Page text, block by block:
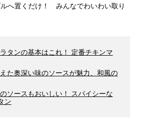
へ置くだけ！ みんなでわいわい取り
タンの基本はこれ！ 定番チキンマ
た奥深い味のソースが魅力、和風の
ソースもおいしい！ スパイシーな
ン